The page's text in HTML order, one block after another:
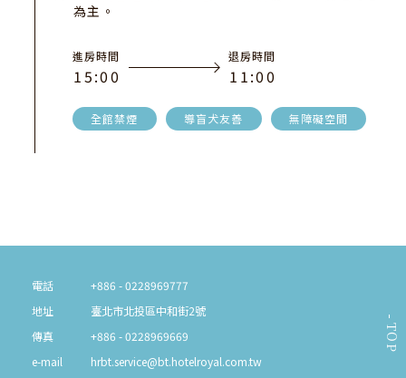
為主。
進房時間
15:00
退房時間
1 1:00
全館禁煙 導盲犬友善 無障礙空間
TOP
電話
+886 - 0228969777
地址
臺北市北投區中和街2號
傳真
+886 - 0228969669
e-mail
hrbt.service@bt.hotelroyal.com.tw